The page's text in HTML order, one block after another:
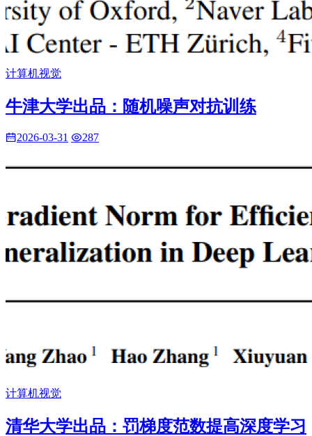
计算机视觉
牛津大学出品：随机噪声对抗训练
2026-03-31 287
计算机视觉
清华大学出品：罚梯度范数提高深度学习